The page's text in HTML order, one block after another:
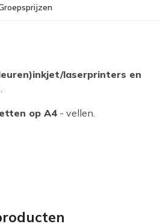
laserprinters en
.
op A4 - vellen.